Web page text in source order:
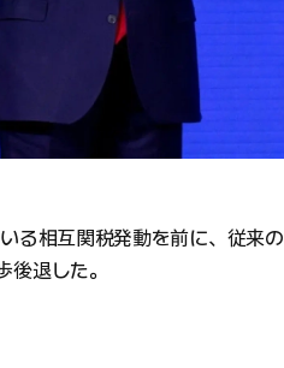
る相互関税発動を前に、従来の
後退した。